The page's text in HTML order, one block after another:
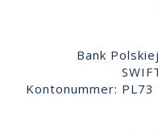
Bank
Kontonummer: